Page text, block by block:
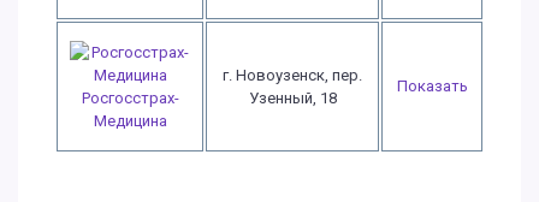
Росгосстрах-
Медицина
г. Новоузенск, пер.
Узенный, 18
Показать